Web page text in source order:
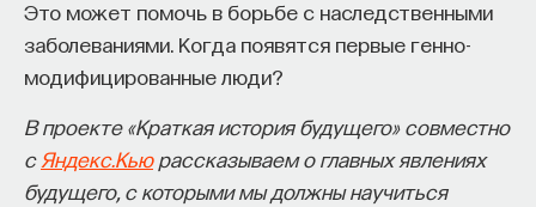
Это может помочь в борьбе с наследственными
заболеваниями. Когда появятся первые генно-
модифицированные люди?
В проекте «Краткая история будущего» совместно
сЯндекс.Кьюрассказываем о главных явлениях
будущего, с которыми мы должны научиться
Engineering, Mathematics) в самые амбициозные
Deep-Tech и Biotech проекты по всему миру. Если
вы занимаетесь биоинформатикой, молекулярной
дисциплинами, проект поможет вам найти место
в командах, меняющих индустрию.
Как стать участником: